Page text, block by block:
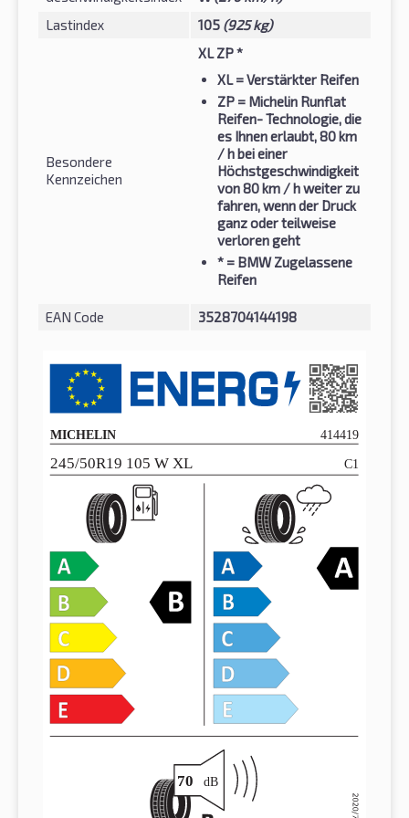
Lastindex
105 (925 kg)
Besondere
Kennzeichen
XL ZP *
XL= Verstärkter Reifen
ZP = Michelin Runflat
Reifen- Technologie, die
es Ihnen erlaubt, 80 km
/ h bei einer
Höchstgeschwindigkeit
von 80 km / h weiter zu
fahren, wenn der Druck
ganz oder teilweise
verloren geht
* = BMW Zugelassene
Reifen
EAN Code 3528704144198